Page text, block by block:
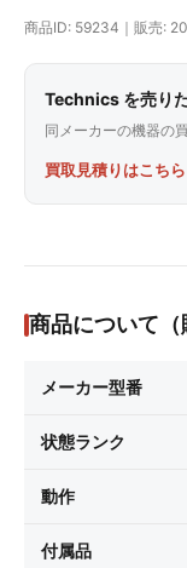
商品ID: 59234｜販売:
Technics を売り
同メーカーの機器の
買取見積りはこち
商品について（
メーカー型番
状態ランク
動作
付属品